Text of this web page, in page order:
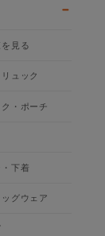
見る
ュック
・ポーチ
下着
グウェア